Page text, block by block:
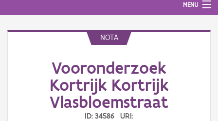
MENU
NOTA
Vooronderzoek
Kortrijk Kortrijk
Vlasbloemstraat
ID: 34586 URI: